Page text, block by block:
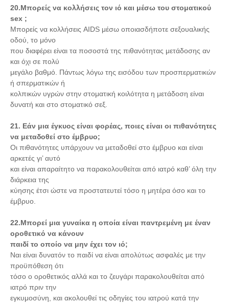
20.Μπορείς να κολλήσεις τον ιό και μέσω του στοματικού
sex ;
Μπορείς να κολλήσεις AIDS μέσω οποιασδήποτε σεξουαλικής
οδού, το μόνο
που διαφέρει είναι τα ποσοστά της πιθανότητας μετάδοσης αν
και όχι σε πολύ
μεγάλο βαθμό. Πάντως λόγω της εισόδου των προσπερματικών
ή σπερματικών ή
κολπικών υγρών στην στοματική κοιλότητα η μετάδοση είναι
δυνατή και στο στοματικό σεξ.
21. Εάν μια έγκυος είναι φορέας, ποιες είναι οι πιθανότητες
να μεταδοθεί στο έμβρυο;
Οι πιθανότητες υπάρχουν να μεταδοθεί στο έμβρυο και είναι
αρκετές γι’ αυτό
και είναι απαραίτητο να παρακολουθείται από ιατρό καθ’ όλη την
διάρκεια της
κύησης έτσι ώστε να προστατευτεί τόσο η μητέρα όσο και το
έμβρυο.
22.Μπορεί μια γυναίκα η οποία είναι παντρεμένη με έναν
οροθετικό να κάνουν
παιδί το οποίο να μην έχει τον ιό;
Ναι είναι δυνατόν το παιδί να είναι απολύτως ασφαλές με την
προϋπόθεση ότι
τόσο ο οροθετικός αλλά και το ζευγάρι παρακολουθείται από
ιατρό πριν την
εγκυμοσύνη, και ακολουθεί τις οδηγίες του ιατρού κατά την